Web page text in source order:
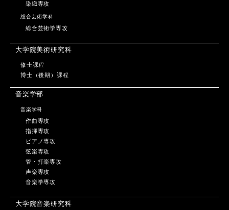
染織専攻
総合芸術学科
総合芸術学専攻
大学院美術研究科
修士課程
博士（後期）課程
音楽学部
音楽学科
作曲専攻
指揮専攻
ピアノ専攻
弦楽専攻
管・打楽専攻
声楽専攻
音楽学専攻
大学院音楽研究科